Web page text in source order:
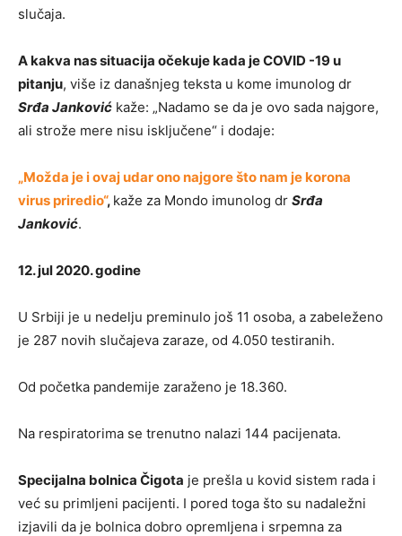
slučaja.
A kakva nas situacija očekuje kada je COVID -19 u
pitanju, više iz današnjeg teksta u kome imunolog dr
Srđa Janković kaže: „Nadamo se da je ovo sada najgore,
ali strože mere nisu isključene“ i dodaje:
„Možda je i ovaj udar ono najgore što nam je korona
virus priredio“, kaže za Mondo imunolog dr Srđa
Janković.
12. jul 2020. godine
U Srbiji je u nedelju preminulo još 11 osoba, a zabeleženo
je 287 novih slučajeva zaraze, od 4.050 testiranih.
Od početka pandemije zaraženo je 18.360.
Na respiratorima se trenutno nalazi 144 pacijenata.
Specijalna bolnica Čigota je prešla u kovid sistem rada i
već su primljeni pacijenti. I pored toga što su nadaležni
izjavili da je bolnica dobro opremljena i srpemna za